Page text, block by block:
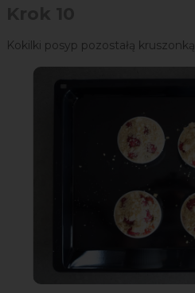
Kokilki posyp pozostałą kruszonką.